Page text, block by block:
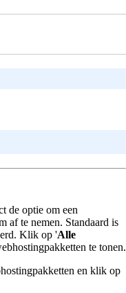
de optie om een
af te nemen. Standaard is
Klik op 'Alle
te tonen.
en klik op